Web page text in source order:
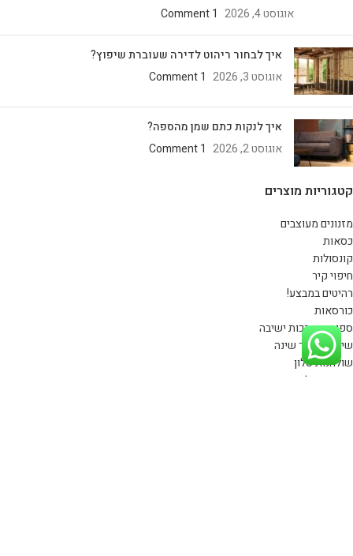
אוגוסט 4, 2026
1 Comment
איך לבחור ריהוט לדירה שעוברת שיפוץ?
אוגוסט 3, 2026
1 Comment
איך לנקות כתם שמן מהספה?
אוגוסט 2, 2026
1 Comment
קטגוריות מוצרים
מזנונים מעוצבים
כסאות
קונסולות
חיפוי קיר
רהיטים במבצע!
כורסאות
ספות ומערכות ישיבה
שידות לחדר שינה
שולחנות סלון
פינות אוכל